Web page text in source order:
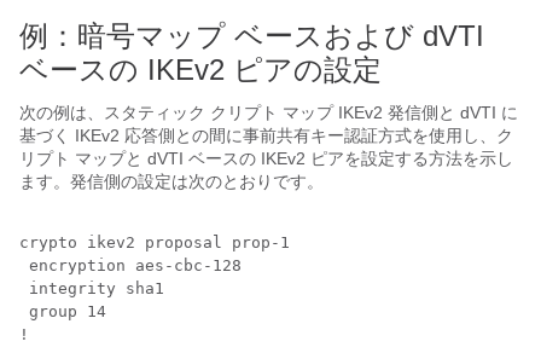
例：暗号マップ ベースおよび dVTI
ベースの IKEv2 ピアの設定
次の例は、スタティック クリプト マップ IKEv2 発信側と dVTI に
基づく IKEv2 応答側との間に事前共有キー認証方式を使用し、ク
リプト マップと dVTI ベースの IKEv2 ピアを設定する方法を示し
ます。発信側の設定は次のとおりです。
crypto ikev2 proposal prop-1
encryption aes-cbc-128
integrity sha1
group 14
!